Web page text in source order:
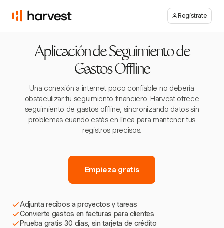
Regístrate
Aplicación de Seguimiento de
Gastos Offline
Una conexión a internet poco confiable no debería
obstaculizar tu seguimiento financiero. Harvest ofrece
seguimiento de gastos offline, sincronizando datos sin
problemas cuando estás en línea para mantener tus
registros precisos.
Empieza gratis
Adjunta recibos a proyectos y tareas
Convierte gastos en facturas para clientes
Prueba gratis 30 días, sin tarjeta de crédito